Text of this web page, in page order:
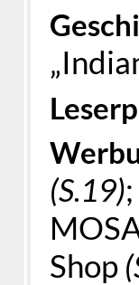
(S.19)
Shop